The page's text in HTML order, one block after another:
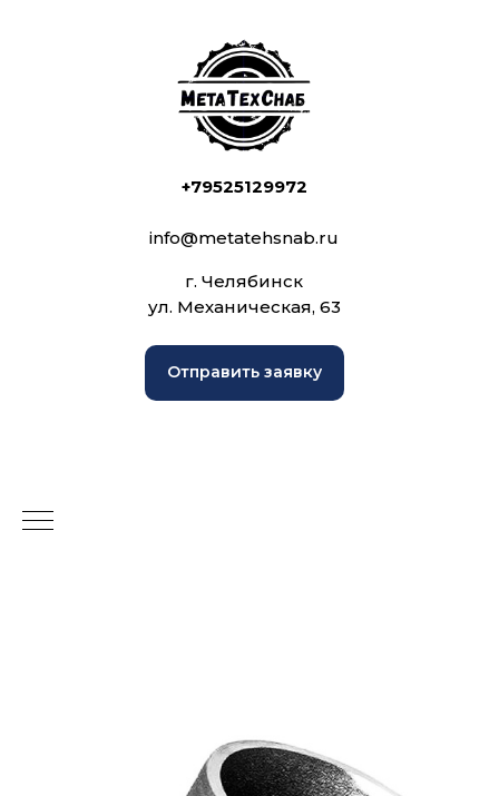
+79525129972
info@metatehsnab.ru
г. Челябинск
ул. Механическая, 63
Отправить заявку